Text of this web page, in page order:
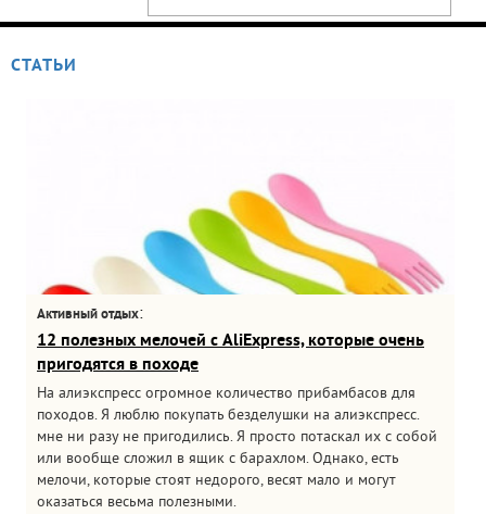
СТАТЬИ
Активный отдых:
12 полезных мелочей с AliExpress, которые очень
пригодятся в походе
На алиэкспресс огромное количество прибамбасов для
походов. Я люблю покупать безделушки на алиэкспресс.
мне ни разу не пригодились. Я просто потаскал их с собой
или вообще сложил в ящик с барахлом. Однако, есть
мелочи, которые стоят недорого, весят мало и могут
оказаться весьма полезными.